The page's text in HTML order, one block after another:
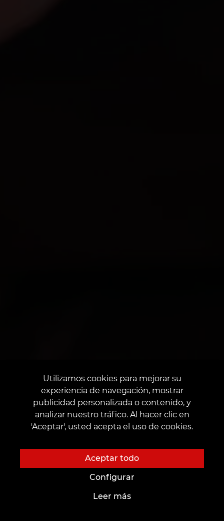
Utilizamos cookies para mejorar su
experiencia de navegación, mostrar
publicidad personalizada o contenido, y
analizar nuestro tráfico. Al hacer clic en
'Aceptar', usted acepta el uso de cookies.
Aceptar todo
Configurar
Leer más